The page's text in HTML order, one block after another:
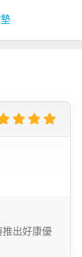
推出好康優